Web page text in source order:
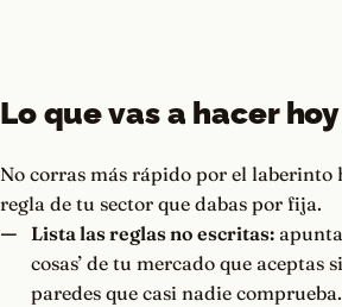
Lo que vas a hacer hoy
No corras más rápido por el laberinto
regla de tu sector que dabas por fija.
Lista las reglas no escritas:apunta
cosas’ de tu mercado que aceptas
paredes que casi nadie comprueba.